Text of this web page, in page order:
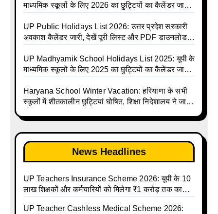
Shiksha Parishad Avkash Talika 2026 | UP
Calendar List 2026
माध्यमिक स्कूलों के लिए 2026 का छुट्टियों का कैलेंडर जारी |
UP Madhyamik Avkash Talika 2026 | UP
Madhyamik School avkash suchi | UP
Holiday Calendar | Madhyamik School Holidays
List 2026
UP Public Holidays List 2026: उत्तर प्रदेश सरकारी
अवकाश कैलेंडर जारी, देखें पूरी लिस्ट और PDF डाउनलोड
talika | Sarkari Avkash Talika | Up Holidays List |
Holidays Calendar
UP Madhyamik School Holidays List 2025: यूपी के
माध्यमिक स्कूलों के लिए 2025 का छुट्टियों का कैलेंडर जारी |
Up Madhyamik Avkash Talika 2025 | UP
Madhyamik School avkash suchi | UP
holiday calendar | Madhyamik School Holidays
List 2025
Haryana School Winter Vacation: हरियाणा के सभी
स्कूलों में शीतकालीन छुट्टियां घोषित, शिक्षा निदेशालय ने जारी
News Headlines
UP Teachers Insurance Scheme 2026: यूपी के 10
लाख शिक्षकों और कर्मचारियों को मिलेगा ₹1 करोड़ तक का
UP Teacher Cashless Medical Scheme 2026: